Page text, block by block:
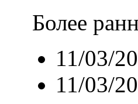
Более
11/03/
11/03/